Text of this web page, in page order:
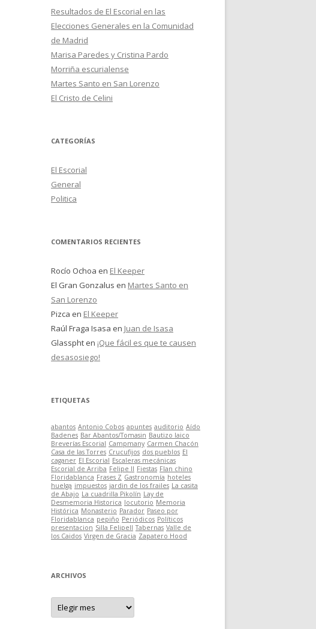
r
:
Resultados de El Escorial en las
Elecciones Generales en la Comunidad
de Madrid
Marisa Paredes y Cristina Pardo
Morriña escurialense
Martes Santo en San Lorenzo
El Cristo de Celini
CATEGORÍAS
El Escorial
General
Politica
COMENTARIOS RECIENTES
Rocío Ochoa en El Keeper
El Gran Gonzalus en Martes Santo en
San Lorenzo
Pizca en El Keeper
Raúl Fraga Isasa en Juan de Isasa
Glasspht en ¡Que fácil es que te causen
desasosiego!
ETIQUETAS
abantos Antonio Cobos apuntes auditorio Aído
Badenes Bar Abantos/Tomasin Bautizo laico
Breverías Escorial Campmany Carmen Chacón
Casa de las Torres Crucufijos dos pueblos El
caganer El Escorial Escaleras mecánicas
Escorial de Arriba Felipe II Fiestas Flan chino
Floridablanca Frases Z Gastronomía hoteles
huelga impuestos jardin de los frailes La casita
de Abajo La cuadrilla Pikolín Lay de
Desmemoria Historica locutorio Memoria
Histórica Monasterio Parador Paseo por
Floridablanca pepiño Periódicos Políticos
presentacion Silla FelipeII Tabernas Valle de
los Caidos Virgen de Gracia Zapatero Hood
ARCHIVOS
A
c